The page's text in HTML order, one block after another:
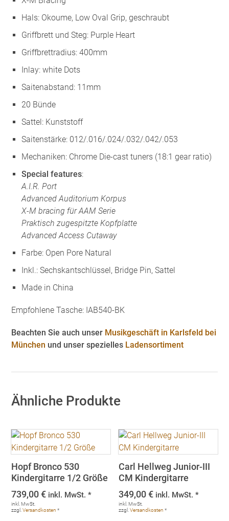
Hals: Okoume, Low Oval Grip, geschraubt
Griffbrett und Steg: Purple Heart
Griffbrettradius: 400mm
Inlay: white Dots
Saitenabstand: 11mm
20 Bünde
Sattel: Kunststoff
Saitenstärke: 012/.016/.024/.032/.042/.053
Mechaniken: Chrome Die-cast tuners (18:1 gear ratio)
Special features:
A.I.R. Port
Advanced Auditorium Korpus
X-M bracing für AAM Serie
Praktisch zugespitzte Kopfplatte
Advanced Access Cutaway
Farbe: Open Pore Natural
Inkl.: Sechskantschlüssel, Bridge Pin, Sattel
Made in China
Empfohlene Tasche: IAB540-BK
Beachten Sie auch unser Musikgeschäft in Karlsfeld bei
München und unser spezielles Ladensortiment
Ähnliche Produkte
Hopf Bronco 530
Kindergitarre 1/2 Größe
739,00€ inkl. MwSt. *
inkl. MwSt.
zzgl.Versandkosten *
Carl Hellweg Junior-III
CM Kindergitarre
349,00€ inkl. MwSt. *
inkl. MwSt.
zzgl.Versandkosten *